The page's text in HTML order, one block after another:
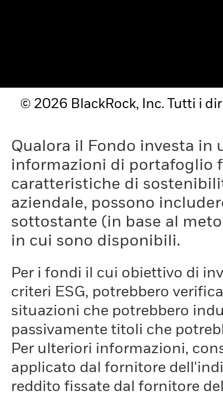
© 2026 BlackRock, Inc. Tutti i
Qualora il Fondo investa in
informazioni di portafoglio
caratteristiche di
aziendale, possono
sottostante (in base al
in cui sono disponibili.
Per i fondi il cui obiettivo di
criteri ESG, potrebbero
situazioni che potrebbero
passivamente titoli che
Per ulteriori informazioni,
applicato dal fornitore
reddito fissate dal fornitore